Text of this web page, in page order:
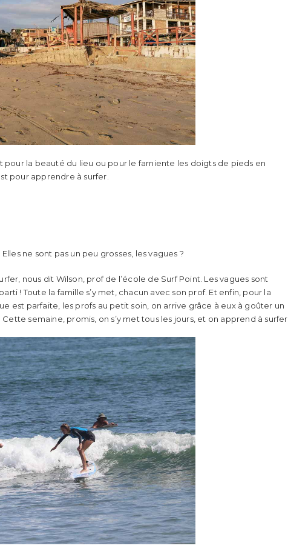
pour la beauté du lieu ou pour le farniente les doigts de pieds en
pour apprendre à surfer.
ne sont pas un peu grosses, les vagues ?
nous dit Wilson, prof de l’école de Surf Point. Les vagues sont
! Toute la famille s’y met, chacun avec son prof. Et enfin, pour la
est parfaite, les profs au petit soin, on arrive grâce à eux à goûter un
semaine, promis, on s’y met tous les jours, et on apprend à surfer.